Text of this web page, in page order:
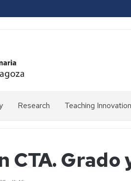
Research Teaching Innovation
CTA. Grado